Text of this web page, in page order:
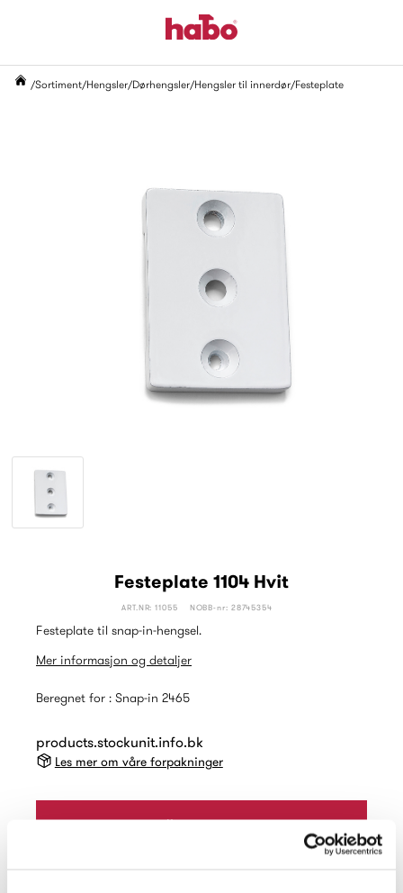
Sortiment Hengsler Dørhengsler Hengsler til innerdør Festeplate
Festeplate 1104 Hvit
ART.NR: 11055 NOBB-nr: 28745354
Festeplate til snap-in-hengsel.
Mer informasjon og detaljer
Beregnet for : Snap-in 2465
products.stockunit.info.bk
Les mer om våre forpakninger